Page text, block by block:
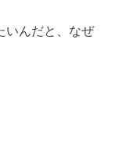
いんだと、なぜ